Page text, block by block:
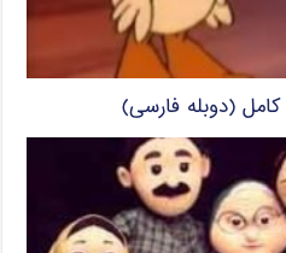
(دوبله فارسی)